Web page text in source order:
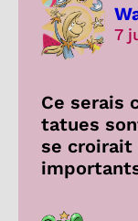
7
Ce serais
tatues
se croirait